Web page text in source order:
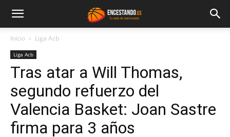
Inicio Liga Acb
Liga Acb
Tras atar a Will Thomas,
segundo refuerzo del
Valencia Basket: Joan Sastre
firma para 3 años